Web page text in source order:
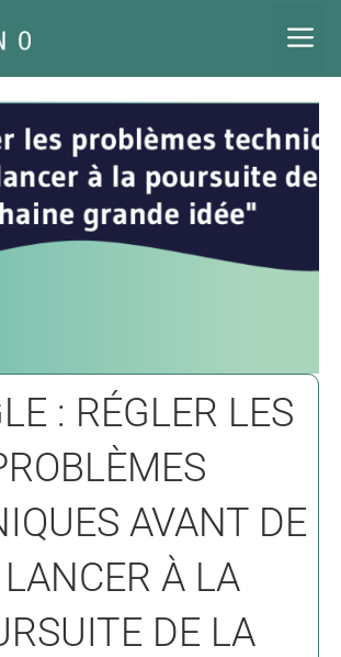
: RÉGLER LES
AVANT DE
À LA
DE LA